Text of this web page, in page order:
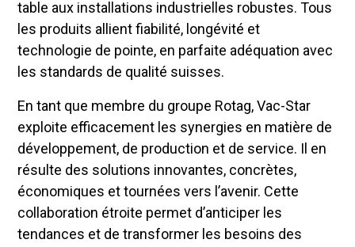
table aux installations industrielles robustes. Tous
les produits allient fiabilité, longévité et
technologie de pointe, en parfaite adéquation avec
les standards de qualité suisses.
En tant que membre du groupe Rotag, Vac-Star
exploite efficacement les synergies en matière de
développement, de production et de service. Il en
résulte des solutions innovantes, concrètes,
économiques et tournées vers l’avenir. Cette
collaboration étroite permet d’anticiper les
tendances et de transformer les besoins des